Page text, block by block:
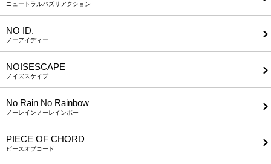
ニュートラルバズリアクション
NO ID.
ノーアイディー
NOISESCAPE
ノイズスケイプ
No Rain No Rainbow
ノーレインノーレインボー
PIECE OF CHORD
ピースオブコード